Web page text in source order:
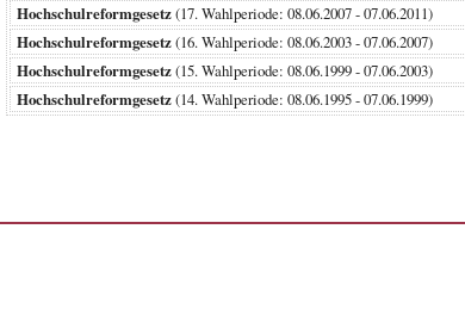
Hochschulreformgesetz(17. Wahlperiode: 08.06.2007 - 07.06.2011)
Hochschulreformgesetz(16. Wahlperiode: 08.06.2003 - 07.06.2007)
Hochschulreformgesetz(15. Wahlperiode: 08.06.1999 - 07.06.2003)
Hochschulreformgesetz(14. Wahlperiode: 08.06.1995 - 07.06.1999)